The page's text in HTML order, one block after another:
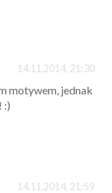
14.11.2014, 21:30
motywem, jednak
:)
14.11.2014, 21:59